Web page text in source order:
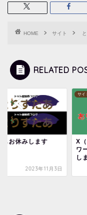
HOME サイト
RELATED
もお休みします
2023年11月3日
サイ
X
ワ
し